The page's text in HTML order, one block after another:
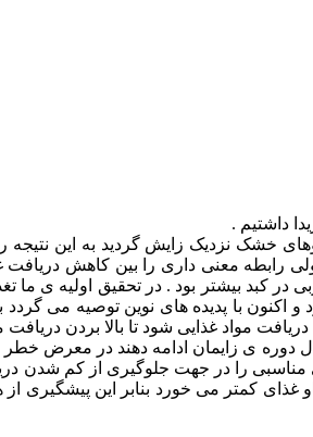
خشک نزدیک زایش گردید به این نتیجه
زایمانرا نشان نداد ولی رابطه معنی داری را بین
بیشتر بود . در تحقیق اولیه ی ما
اکنون با پدیده های نوین توصیه می گردد
دوره ی زایمان ادامه دهند در معرض
مناسبی را در جهت جلوگیری از کم شدن
غذای کمتر می خورد بنابر این پیشگیری